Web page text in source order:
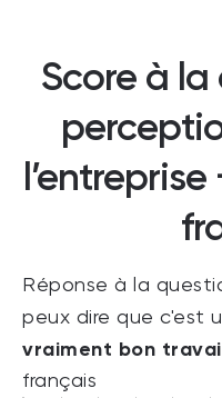
Score à
Réponse à la
peux dire que c'est
vraiment bon
français